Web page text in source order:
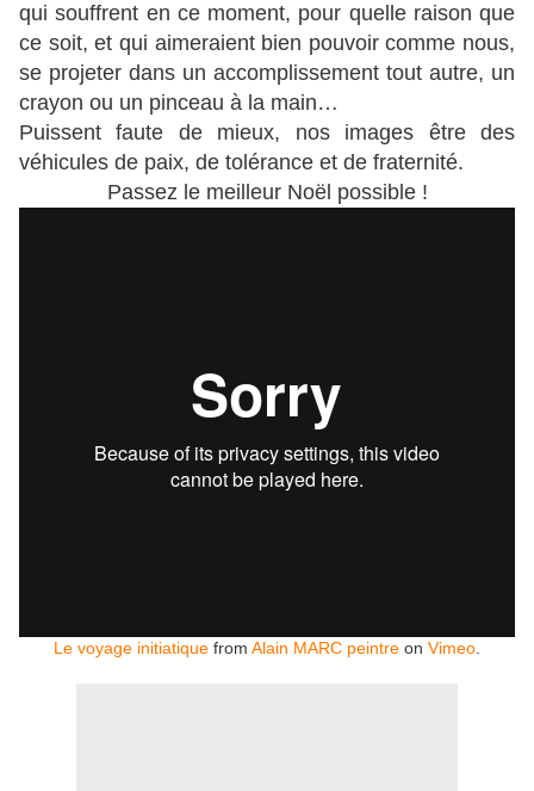
qui souffrent en ce moment, pour quelle raison que
ce soit, et qui aimeraient bien pouvoir comme nous,
se projeter dans un accomplissement tout autre, un
crayon ou un pinceau à la main…
Puissent faute de mieux, nos images être des
véhicules de paix, de tolérance et de fraternité.
Passez le meilleur Noël possible !
Le voyage initiatique from Alain MARC peintre on Vimeo